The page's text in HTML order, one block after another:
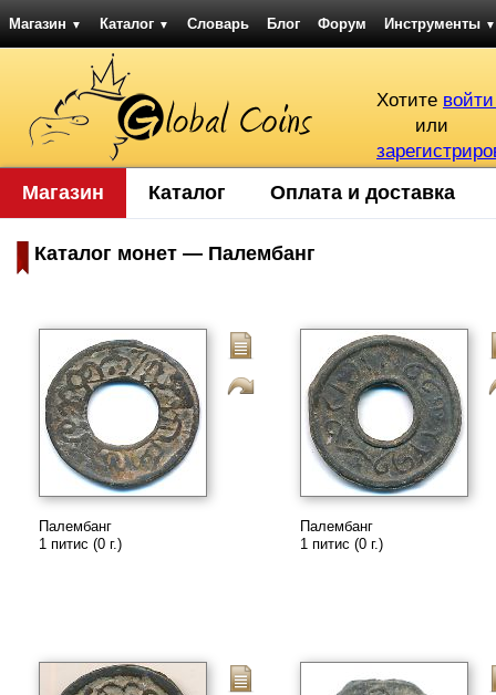
Магазин ▼ Каталог ▼ Словарь Блог Форум Инструменты ▼
Хотите
или
Магазин Каталог Оплата и доставка
Каталог монет — Палембанг
Палембанг
1 питис (0 г.)
Палембанг
1 питис (0 г.)